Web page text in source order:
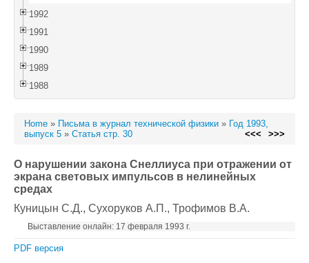
1992
1991
1990
1989
1988
Home » Письма в журнал технической физики » Год 1993,
выпуск 5 » Статья стр. 30 <<< >>>
О нарушении закона Снеллиуса при отражении от
экрана световых импульсов в нелинейных
средах
Куницын С.Д., Сухоруков А.П., Трофимов В.А.
Выставление онлайн: 17 февраля 1993 г.
PDF версия